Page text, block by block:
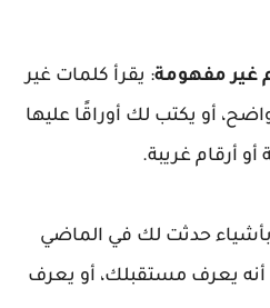
غير مفهومة: يقرأ كلمات غير
أو يكتب لك أوراقًا عليها
أرقام غريبة.
حدثت لك في الماضي
أنه يعرف مستقبلك، أو يعرف